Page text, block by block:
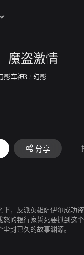
魔盗激情
影车神3 / 幻影风暴3：卷土重来
分享
，反派英雄萨伊尔成功
的银行家誓死要抓到这
封已久的故事渊源。